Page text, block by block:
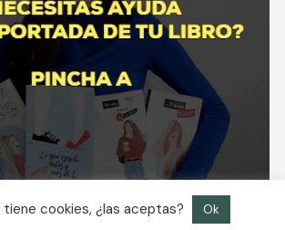
tiene cookies, ¿las aceptas? Ok